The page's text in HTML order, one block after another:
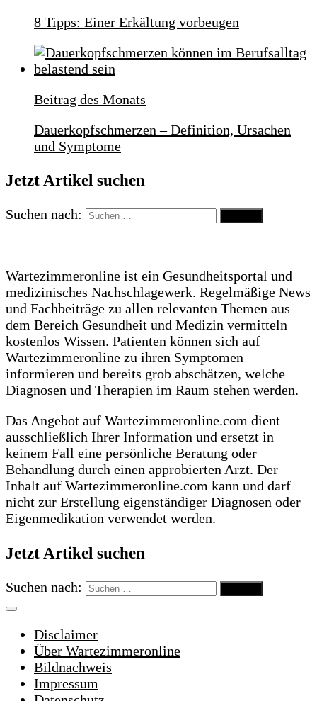
8 Tipps: Einer Erkältung vorbeugen
Beitrag des Monats
Dauerkopfschmerzen – Definition, Ursachen
und Symptome
Jetzt Artikel suchen
Suchen nach:
Wartezimmeronline ist ein Gesundheitsportal und
medizinisches Nachschlagewerk. Regelmäßige News
und Fachbeiträge zu allen relevanten Themen aus
dem Bereich Gesundheit und Medizin vermitteln
kostenlos Wissen. Patienten können sich auf
Wartezimmeronline zu ihren Symptomen
informieren und bereits grob abschätzen, welche
Diagnosen und Therapien im Raum stehen werden.
Das Angebot auf Wartezimmeronline.com dient
ausschließlich Ihrer Information und ersetzt in
keinem Fall eine persönliche Beratung oder
Behandlung durch einen approbierten Arzt. Der
Inhalt auf Wartezimmeronline.com kann und darf
nicht zur Erstellung eigenständiger Diagnosen oder
Eigenmedikation verwendet werden.
Jetzt Artikel suchen
Suchen nach:
Disclaimer
Über Wartezimmeronline
Bildnachweis
Impressum